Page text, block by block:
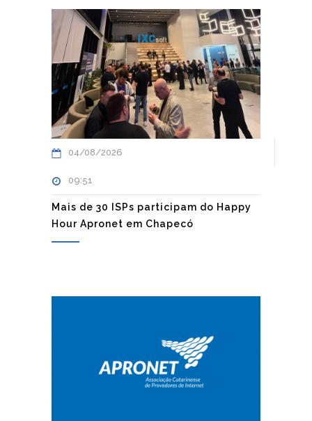
04/08/2026
09:51
Mais de 30 ISPs participam do Happy
Hour Apronet em Chapecó